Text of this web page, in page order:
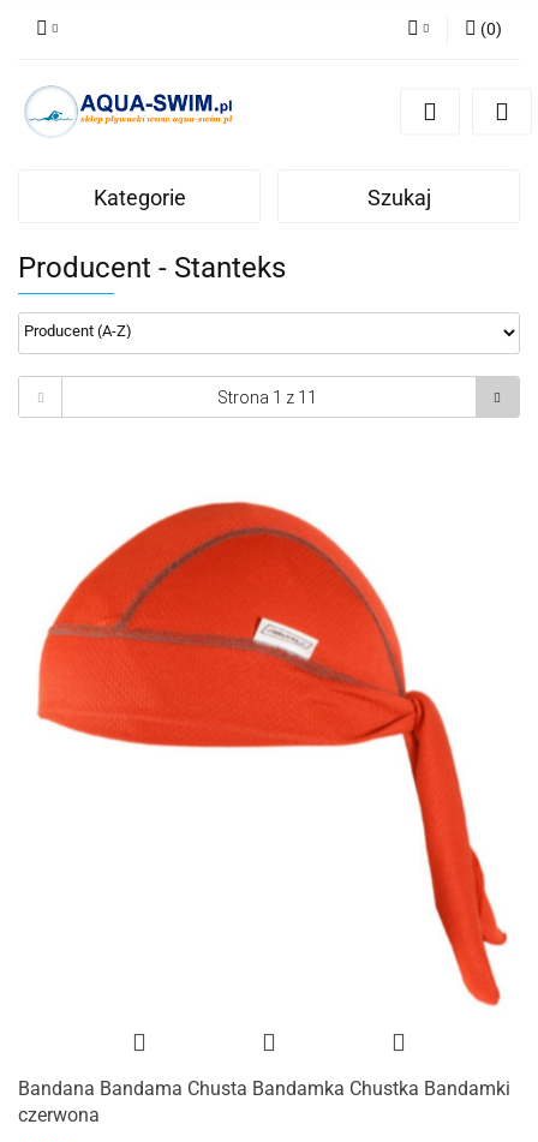
(0)
Kategorie Szukaj
Producent - Stanteks
Bandana Bandama Chusta Bandamka Chustka Bandamki
czerwona